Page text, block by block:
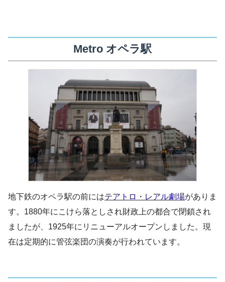
Metro オペラ駅
地下鉄のオペラ駅の前にはテアトロ・レアル劇場がありま
す。1880年にこけら落としされ財政上の都合で閉鎖され
ましたが、1925年にリニューアルオープンしました。現
在は定期的に管弦楽団の演奏が行われています。